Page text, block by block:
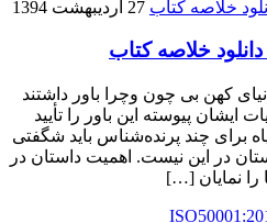
27 اردیبهشت 1394
خلاصه کتاب
کهن بی چون وچرا باور داشتند
پیوسته این باور را تأیید
براى چند پرنده‌شناس باید شگفتى
در این نیست. اهمیت داستان در
نمایان […]